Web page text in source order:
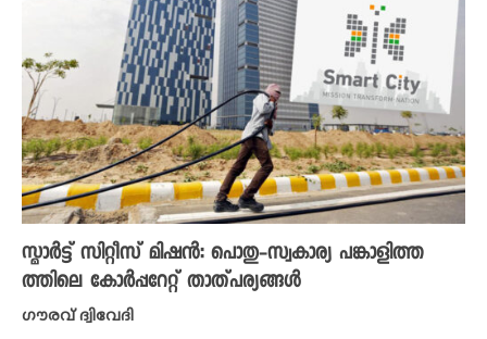
സ്മാർട്ട് സിറ്റീസ് മിഷൻ: പൊതു-സ്വകാര്യ പങ്കാളിത്ത
ത്തിലെ കോർപ്പറേറ്റ് താത്പര്യങ്ങൾ
ഗൗരവ് ദ്വിവേദി